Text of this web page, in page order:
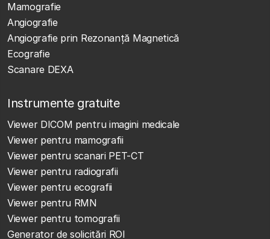
Mamografie
Angiografie
Angiografie prin Rezonanță Magnetică
Ecografie
Scanare DEXA
Instrumente gratuite
Viewer DICOM pentru imagini medicale
Viewer pentru mamografii
Viewer pentru scanari PET-CT
Viewer pentru radiografii
Viewer pentru ecografii
Viewer pentru RMN
Viewer pentru tomografii
Generator de solicitări ROI